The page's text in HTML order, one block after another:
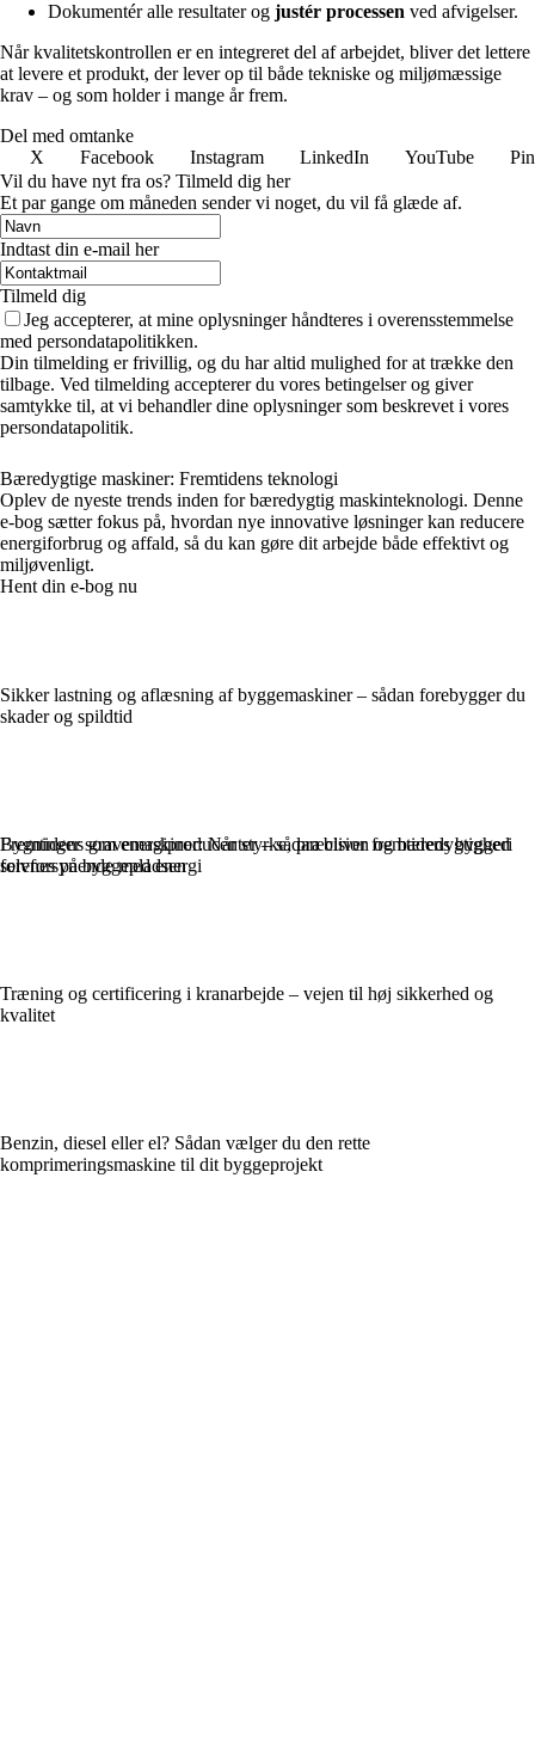
Dokumentér alle resultater og justér processen ved afvigelser.
Når kvalitetskontrollen er en integreret del af arbejdet, bliver det lettere
at levere et produkt, der lever op til både tekniske og miljømæssige
krav – og som holder i mange år frem.
Del med omtanke
X
Facebook Instagram LinkedIn YouTube
Vil du have nyt fra os? Tilmeld dig her
Et par gange om måneden sender vi noget, du vil få glæde af.
Indtast din e-mail her
Tilmeld dig
Jeg accepterer, at mine oplysninger håndteres i overensstemmelse
med persondatapolitikken.
Din tilmelding er frivillig, og du har altid mulighed for at trække den
tilbage. Ved tilmelding accepterer du vores betingelser og giver
samtykke til, at vi behandler dine oplysninger som beskrevet i vores
persondatapolitik.
Bæredygtige maskiner: Fremtidens teknologi
Oplev de nyeste trends inden for bæredygtig maskinteknologi. Denne
e-bog sætter fokus på, hvordan nye innovative løsninger kan reducere
energiforbrug og affald, så du kan gøre dit arbejde både effektivt og
miljøvenligt.
Hent din e-bog nu
Sikker lastning og aflæsning af byggemaskiner – sådan forebygger du
skader og spildtid
Fremtidens gravemaskiner: Når styrke, præcision og bæredygtighed
forenes på byggepladsen
Træning og certificering i kranarbejde – vejen til høj sikkerhed og
kvalitet
Benzin, diesel eller el? Sådan vælger du den rette
komprimeringsmaskine til dit byggeprojekt
Bygninger som energiproducenter – sådan bliver fremtidens byggeri
selvforsynende med energi